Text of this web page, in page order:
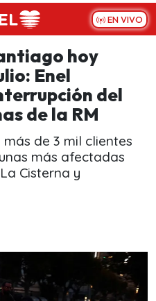
EN VIVO
hoy
Enel
del
de la RM
más de 3 mil clientes
más afectadas
Cisterna y